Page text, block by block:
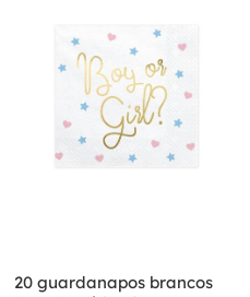
20 guardanapos brancos